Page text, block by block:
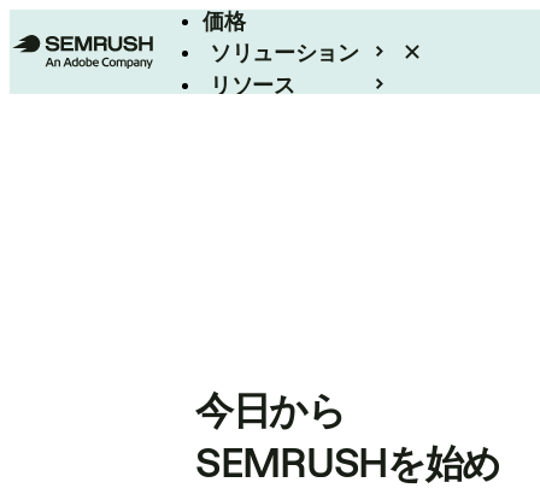
価格
ソリューション
リソース
今日から
SEMRUSHを始め